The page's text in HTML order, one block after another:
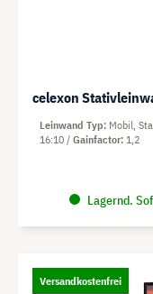
celexon
Lagernd.
Leinwand Typ Mobil,
16:10
Gainfactor 1,2
Versandkostenfrei